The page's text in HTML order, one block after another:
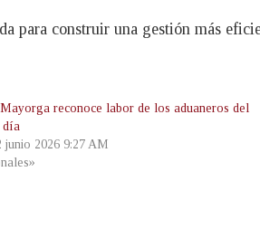
para construir una gestión más
reconoce labor de los aduaneros del
día
junio 2026 9:27 AM